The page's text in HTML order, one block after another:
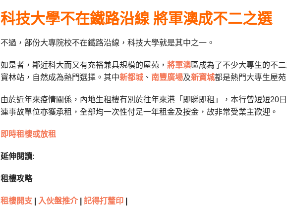
科技大學不在鐵路沿線 將軍澳成不二之選
不過，部份大專院校不在鐵路沿線，科技大學就是其中之一。
如是者，鄰近科大而又有充裕兼具規模的屋苑， 將軍澳區成為了不少大專生的不
寶林站，自然成為熱門選擇。其中新都城 、 南豐廣場及新寶城都是熱門大專生屋苑
由於近年來疫情關係，內地生租樓有別於往年來港「即睇即租」，本行曾短短20
連事故單位亦獲承租，全部均一次性付足一年租金及按金，故非常受業主歡迎。
即時租樓或放租
延伸閱讀:
租樓攻略
租樓開支 入伙盤推介 記得打釐印